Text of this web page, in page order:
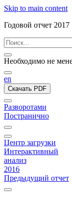
Skip to main content
Годовой отчет 2017
Необходимо не
en
Скачать PDF
Разворотами
Постранично
Центр загрузки
Интерактивный
анализ
2016
Предыдущий отчет